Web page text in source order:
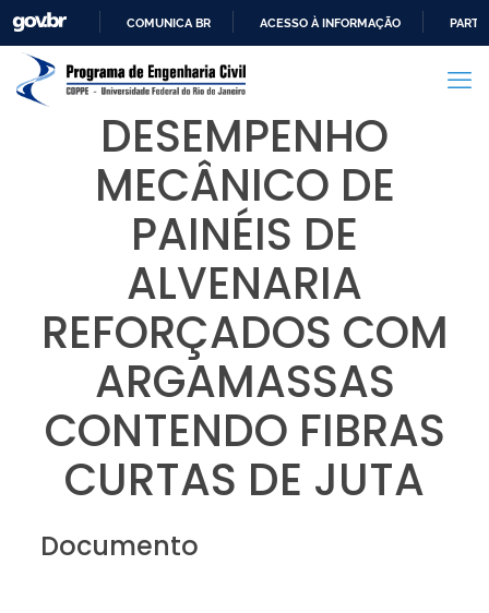
PARA
CONTEÚDO
COMUNICA BR ACESSO À INFORMAÇÃO
DESEMPENHO
MECÂNICO DE
PAINÉIS DE
ALVENARIA
REFORÇADOS COM
ARGAMASSAS
CONTENDO FIBRAS
CURTAS DE JUTA
Documento